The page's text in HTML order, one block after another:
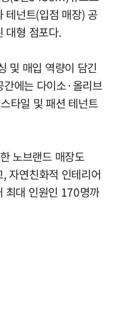
넌트(입점 매장) 공
형 점포다.
및 매입 역량이 담긴
에는 다이소·올리브
타일 및 패션 테넌트
노브랜드 매장도
자연친화적 인테리어
최대 인원인 170명까